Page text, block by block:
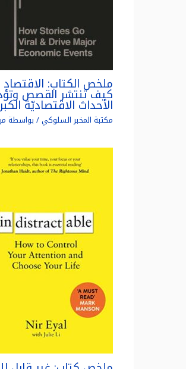
ملخص الكتاب: الاقتصاد
كيف تنتشر القصص وتؤدي
الأحداث الاقتصاديّة الكبرى
مكتبة المخبر السلوكي/ بواسطة مريم